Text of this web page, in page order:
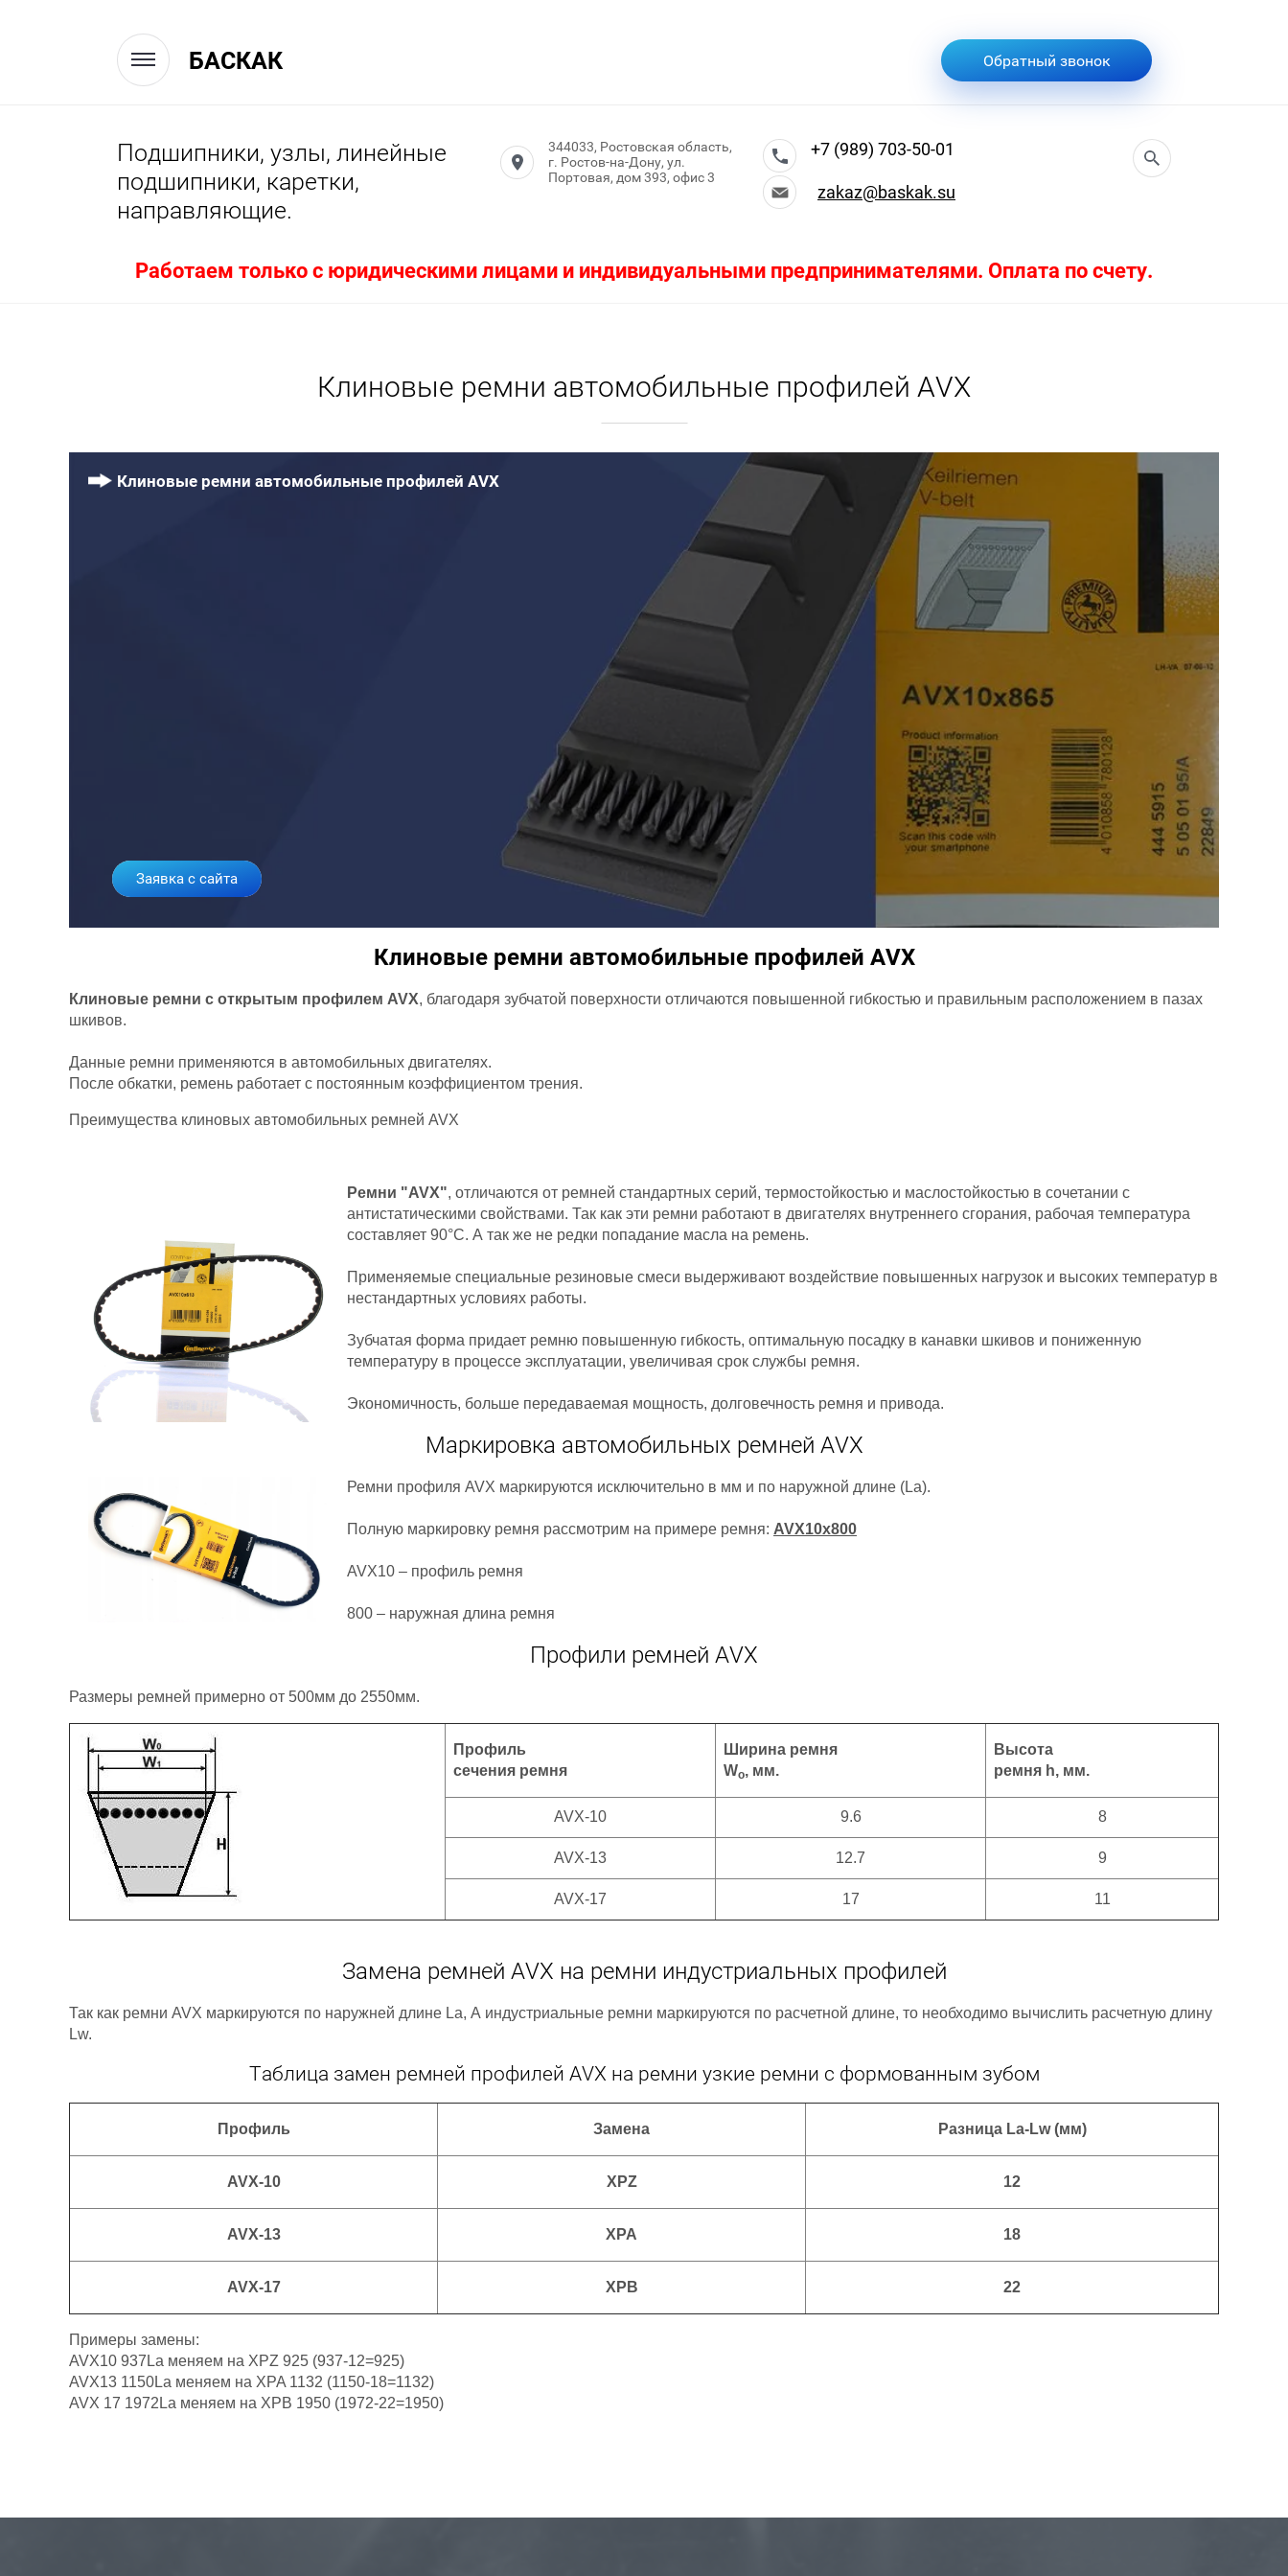
БАСКАК Обратный звонок
Подшипники, узлы, линейные
подшипники, каретки,
направляющие.
344033, Ростовская область,
г. Ростов-на-Дону, ул.
Портовая, дом 393, офис 3
+7 (989) 703-50-01
zakaz@baskak.su
Работаем только с юридическими лицами и индивидуальными предпринимателями. Оплата по счету.
Клиновые ремни автомобильные профилей AVX
Клиновые ремни автомобильные профилей AVX
Заявка с сайта
Клиновые ремни автомобильные профилей AVX
Клиновые ремни с открытым профилем AVX, благодаря зубчатой поверхности отличаются повышенной гибкостью и правильным расположением в пазах
шкивов.
Данные ремни применяются в автомобильных двигателях.
После обкатки, ремень работает с постоянным коэффициентом трения.
Преимущества клиновых автомобильных ремней AVX
Ремни "AVX", отличаются от ремней стандартных серий, термостойкостью и маслостойкостью в сочетании с
антистатическими свойствами. Так как эти ремни работают в двигателях внутреннего сгорания, рабочая температура
составляет 90°С. А так же не редки попадание масла на ремень.
Применяемые специальные резиновые смеси выдерживают воздействие повышенных нагрузок и высоких температур в
нестандартных условиях работы.
Зубчатая форма придает ремню повышенную гибкость, оптимальную посадку в канавки шкивов и пониженную
температуру в процессе эксплуатации, увеличивая срок службы ремня.
Экономичность, больше передаваемая мощность, долговечность ремня и привода.
Маркировка автомобильных ремней AVX
Ремни профиля AVX маркируются исключительно в мм и по наружной длине (La).
Полную маркировку ремня рассмотрим на примере ремня: AVX10x800
AVX10 – профиль ремня
800 – наружная длина ремня
Профили ремней AVX
Размеры ремней примерно от 500мм до 2550мм.
Профиль
сечения ремня
Ширина ремня
Wo, мм.
Высота
ремня h, мм.
AVX-10 9.6 8
AVX-13 12.7 9
AVX-17 17 11
Замена ремней AVX на ремни индустриальных профилей
Так как ремни AVX маркируются по наружней длине La, А индустриальные ремни маркируются по расчетной длине, то необходимо вычислить расчетную длину
Lw.
Таблица замен ремней профилей AVX на ремни узкие ремни с формованным зубом
Профиль Замена Разница La-Lw (мм)
AVX-10 XPZ 12
AVX-13 XPA 18
AVX-17 XPB 22
Примеры замены:
AVX10 937La меняем на XPZ 925 (937-12=925)
AVX13 1150La меняем на XPA 1132 (1150-18=1132)
AVX 17 1972La меняем на XPB 1950 (1972-22=1950)